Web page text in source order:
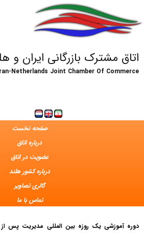
اتاق مشترک بازرگانی ایران و
Netherlands Joint Chamber Of Commerce
صفحه نخست
درباره اتاق
عضویت در اتاق
درباره کشور هلند
گالری تصاویر
تماس با ما
دوره آموزشی یک روزه بین المللی مدیریت پس